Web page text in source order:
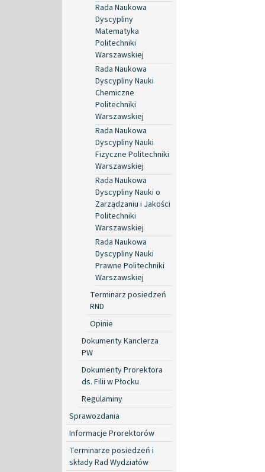
Rada Naukowa
Dyscypliny
Matematyka
Politechniki
Warszawskiej
Rada Naukowa
Dyscypliny Nauki
Chemiczne
Politechniki
Warszawskiej
Rada Naukowa
Dyscypliny Nauki
Fizyczne Politechniki
Warszawskiej
Rada Naukowa
Dyscypliny Nauki o
Zarządzaniu i Jakości
Politechniki
Warszawskiej
Rada Naukowa
Dyscypliny Nauki
Prawne Politechniki
Warszawskiej
Terminarz posiedzeń
RND
Opinie
Dokumenty Kanclerza
PW
Dokumenty Prorektora
ds. Filii w Płocku
Regulaminy
Sprawozdania
Informacje Prorektorów
Terminarze posiedzeń i
składy Rad Wydziałów